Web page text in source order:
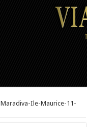
Maradiva-Ile-Maurice-11-